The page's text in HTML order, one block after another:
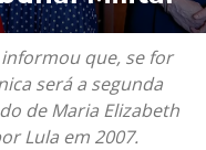
que, se for
será a segunda
de Maria Elizabeth
Lula em 2007.